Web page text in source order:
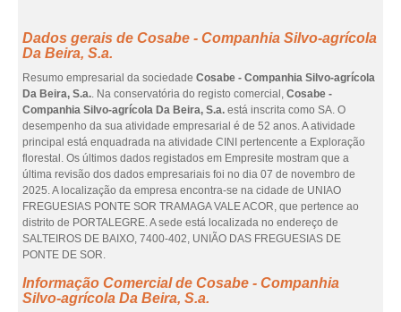
Dados gerais de Cosabe - Companhia Silvo-agrícola
Da Beira, S.a.
Resumo empresarial da sociedade Cosabe - Companhia Silvo-agrícola
Da Beira, S.a.. Na conservatória do registo comercial, Cosabe -
Companhia Silvo-agrícola Da Beira, S.a. está inscrita como SA. O
desempenho da sua atividade empresarial é de 52 anos. A atividade
principal está enquadrada na atividade CINI pertencente a Exploração
florestal. Os últimos dados registados em Empresite mostram que a
última revisão dos dados empresariais foi no dia 07 de novembro de
2025. A localização da empresa encontra-se na cidade de UNIAO
FREGUESIAS PONTE SOR TRAMAGA VALE ACOR, que pertence ao
distrito de PORTALEGRE. A sede está localizada no endereço de
SALTEIROS DE BAIXO, 7400-402, UNIÃO DAS FREGUESIAS DE
PONTE DE SOR.
Informação Comercial de Cosabe - Companhia
Silvo-agrícola Da Beira, S.a.